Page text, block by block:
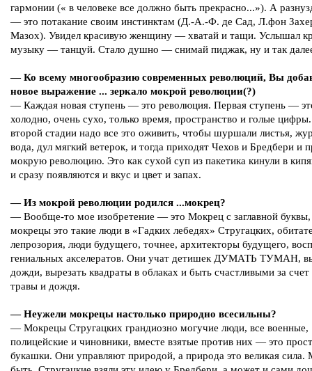
гармонии (« в человеке все должно быть прекрасно...»). А
— это потакание своим инстинктам (Д.-А.-Ф. де Сад, Л.фон
Мазох). Увидел красивую женщину — хватай и тащи. Услышал
музыку — танцуй. Стало душно — снимай пиджак, ну и так
— Ко всему многообразию современных революций, Вы
новое выражение ... зеркало мокрой революции(?)
— Каждая новая ступень — это революция. Первая ступень —
холодно, очень сухо, только время, пространство и голые
второй стадии надо все это оживить, чтобы шуршали листья,
вода, дул мягкий ветерок, и тогда приходят Чехов и Бредбери и
мокрую революцию. Это как сухой суп из пакетика кинули в
и сразу появляются и вкус и цвет и запах.
— Из мокрой революции родился ...мокрец?
— Вообще-то мое изобретение — это Мокрец с заглавной буквы,
мокрецы это такие люди в «Гадких лебедях» Стругацких,
лепрозория, люди будущего, точнее, архитекторы будущего,
гениальных акселератов. Они учат детишек ДУМАТЬ ТУМАН,
дожди, вырезать квадраты в облаках и быть счастливыми за счет
травы и дождя.
— Неужели мокрецы настолько природно всесильны?
— Мокрецы Стругацких грандиозно могучие люди, все военные,
полицейские и чиновники, вместе взятые против них — это
букашки. Они управляют природой, а природа это великая сила.